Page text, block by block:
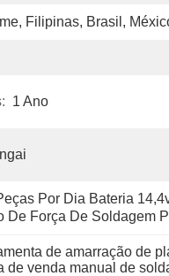
Filipinas, Brasil,
1 Ano
Por Dia Bateria
De Força De Soldagem
de amarração de
de venda manual de